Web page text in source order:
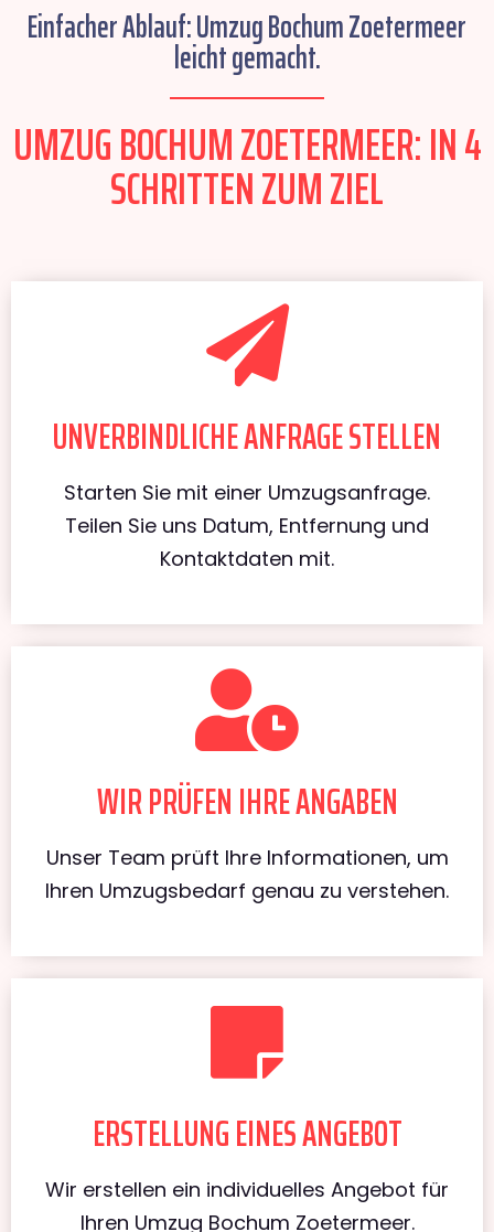
Einfacher Ablauf: Umzug Bochum Zoetermeer
leicht gemacht.
UMZUG BOCHUM ZOETERMEER: IN 4
SCHRITTEN ZUM ZIEL
UNVERBINDLICHE ANFRAGE STELLEN
Starten Sie mit einer Umzugsanfrage.
Teilen Sie uns Datum, Entfernung und
Kontaktdaten mit.
WIR PRÜFEN IHRE ANGABEN
Unser Team prüft Ihre Informationen, um
Ihren Umzugsbedarf genau zu verstehen.
ERSTELLUNG EINES ANGEBOT
Wir erstellen ein individuelles Angebot für
Ihren Umzug Bochum Zoetermeer.